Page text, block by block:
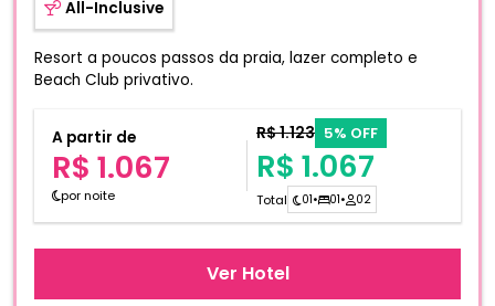
All-Inclusive
Resort a poucos passos da praia, lazer completo e
Beach Club privativo.
A partir de
R$ 1.067
por noite
R$ 1.123 5% OFF
R$ 1.067
Total 01• 01• 02
Ver Hotel